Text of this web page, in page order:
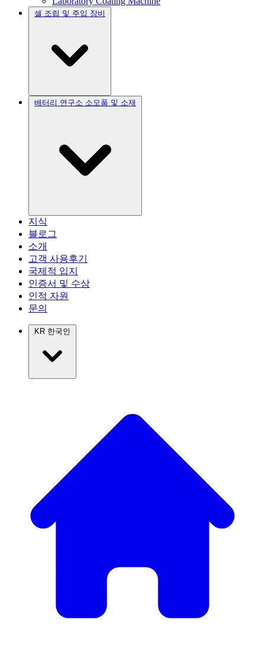
셀 조립 및 주입 장비
배터리 연구소 소모품 및 소재
지식
블로그
소개
고객 사용후기
국제적 입지
인증서 및 수상
인적 자원
문의
KR 한국인